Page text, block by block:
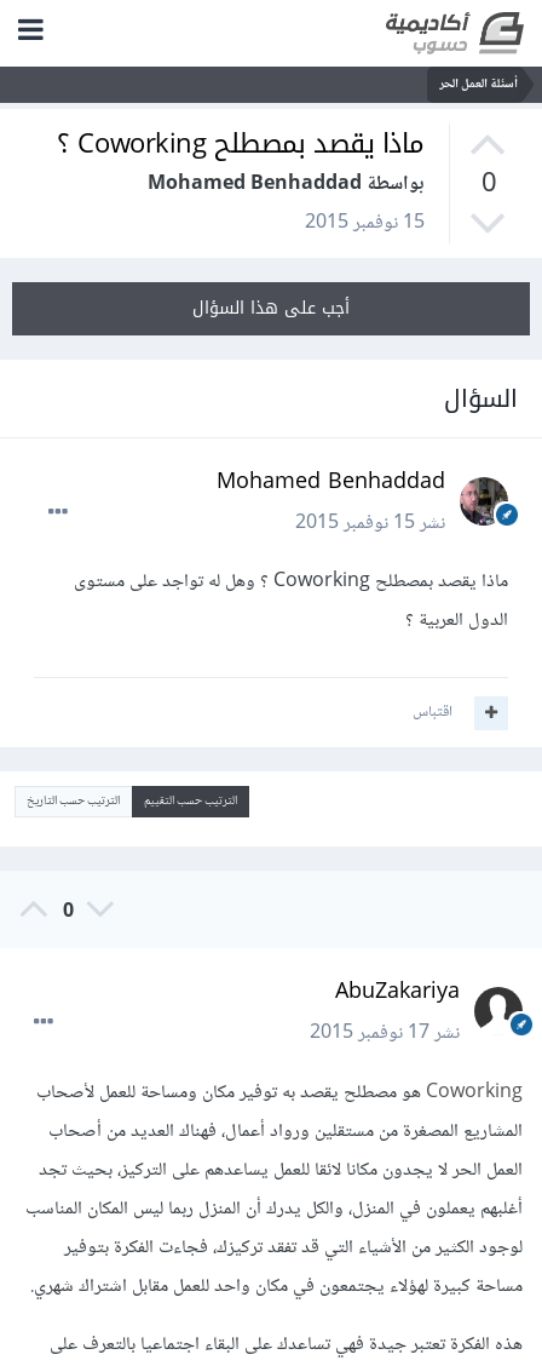
أسئلة العمل الحر
0
ماذا يقصد بمصطلح Coworking ؟
بواسطة Mohamed Benhaddad
15 نوفمبر 2015
أجب على هذا السؤال
السؤال
Mohamed Benhaddad
نشر15 نوفمبر 2015
ماذا يقصد بمصطلح Coworking ؟ وهل له تواجد على مستوى
الدول العربية ؟
اقتباس
الترتيب حسب التقييم الترتيب حسب التاريخ
0
AbuZakariya
نشر17 نوفمبر 2015
Coworking هو مصطلح يقصد به توفير مكان ومساحة للعمل لأصحاب
المشاريع المصغرة من مستقلين ورواد أعمال، فهناك العديد من أصحاب
العمل الحر لا يجدون مكانا لائقا للعمل يساعدهم على التركيز، بحيث تجد
أغلبهم يعملون في المنزل، والكل يدرك أن المنزل ربما ليس المكان المناسب
لوجود الكثير من الأشياء التي قد تفقد تركيزك، فجاءت الفكرة بتوفير
مساحة كبيرة لهؤلاء يجتمعون في مكان واحد للعمل مقابل اشتراك شهري.
هذه الفكرة تعتبر جيدة فهي تساعدك على البقاء اجتماعيا بالتعرف على